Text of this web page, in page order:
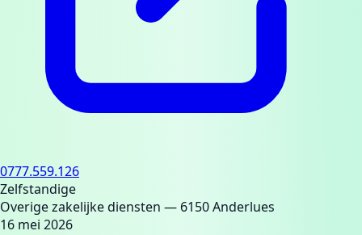
0777.559.126
Zelfstandige
Overige zakelijke diensten — 6150 Anderlues
16 mei 2026